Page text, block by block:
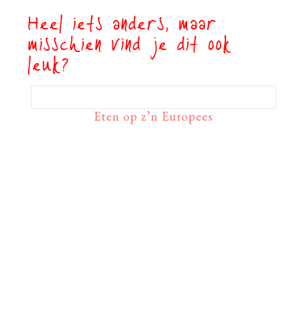
Heel iets anders, maar
misschien vind je dit ook
leuk?
Eten op z’n Europees